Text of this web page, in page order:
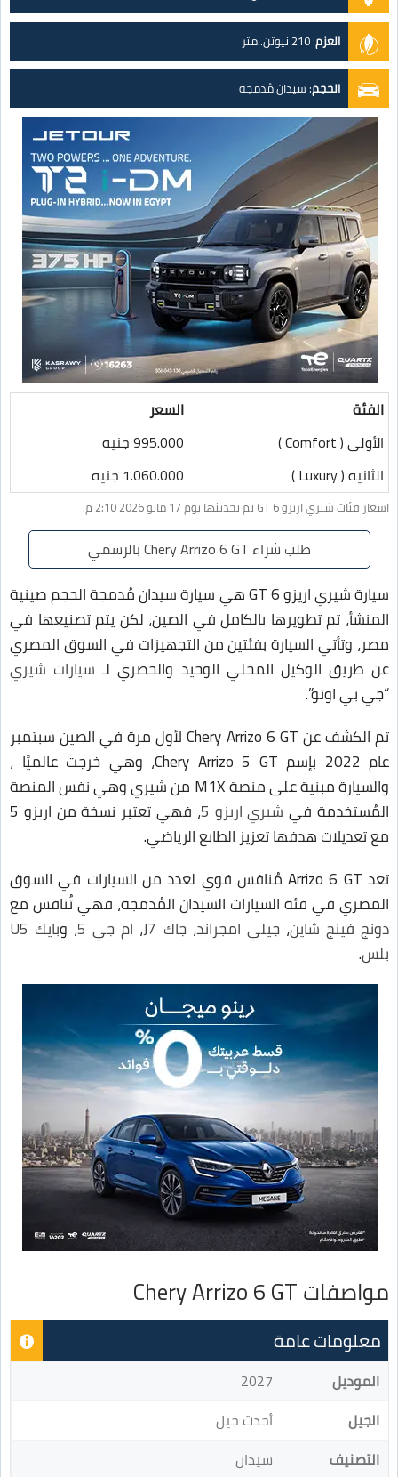
العزم:210 نيوتن..متر
الحجم:سيدان مُدمجة
الفئة
السعر
الأولى ( Comfort )
995.000 جنيه
الثانيه ( Luxury )
1.060.000 جنيه
اسعار فئات شيري اريزو 6 GT تم تحديثها يوم 17 مايو 2026 2:10 م.
طلب شراء Chery Arrizo 6 GT بالرسمي
سيارة شيري اريزو 6 GT هي سيارة سيدان مُدمجة الحجم صينية
المنشأ، تم تطويرها بالكامل في الصين، لكن يتم تصنيعها في
مصر، وتأتي السيارة بفئتين من التجهيزات في السوق المصري
عن طريق الوكيل المحلي الوحيد والحصري لـ سيارات شيري
“جي بي اوتو”.
تم الكشف عن Chery Arrizo 6 GT لأول مرة في الصين سبتمبر
عام 2022 بإسم Chery Arrizo 5 GT، وهي خرجت عالميًا ،
والسيارة مبنية على منصة M1X من شيري وهي نفس المنصة
المُستخدمة في شيري اريزو 5
، فهي تعتبر نسخة من اريزو 5
مع تعديلات هدفها تعزيز الطابع الرياضي.
تعد Arrizo 6 GT مُنافس قوي لعدد من السيارات في السوق
المصري في فئة السيارات السيدان المُدمجة، فهي تُنافس مع
دونج فينج شاين،جيلي امجراند،جاك J7 ، ام جي 5 ، و
بايك U5
بلس.
مواصفات Chery Arrizo 6 GT
معلومات عامة
الموديل
2027
الجيل
أحدث جيل
التصنيف
سيدان